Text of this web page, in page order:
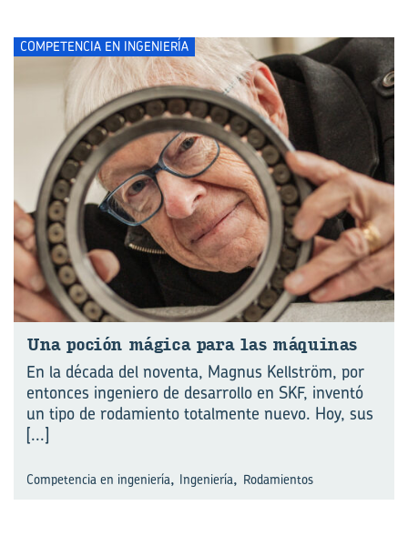
COMPETENCIA EN INGENIERÍA
Una po­ción má­gi­ca para las má­qui­nas
En la década del noventa, Magnus Kellström, por
entonces ingeniero de desarrollo en SKF, inventó
un tipo de rodamiento totalmente nuevo. Hoy, sus
[...]
Competencia en ingeniería, Ingeniería, Rodamientos